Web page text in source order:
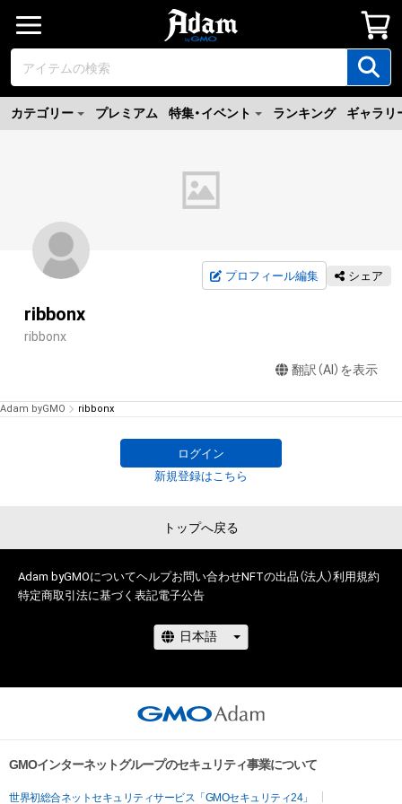
カテゴリー プレミアム 特集・イベント ランキング ギャラリ
プロフィール編集 シェア
ribbonx
ribbonx
翻訳（AI）を表示
Adam byGMO ribbonx
ログイン
新規登録はこちら
トップへ戻る
Adam byGMOについてヘルプお問い合わせNFTの出品（法人）利用規約
特定商取引法に基づく表記電子公告
GMOインターネットグループのセキュリティ事業について
世界初総合ネットセキュリティサービス「GMOセキュリティ24」